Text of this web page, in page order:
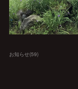
お知らせ(59)